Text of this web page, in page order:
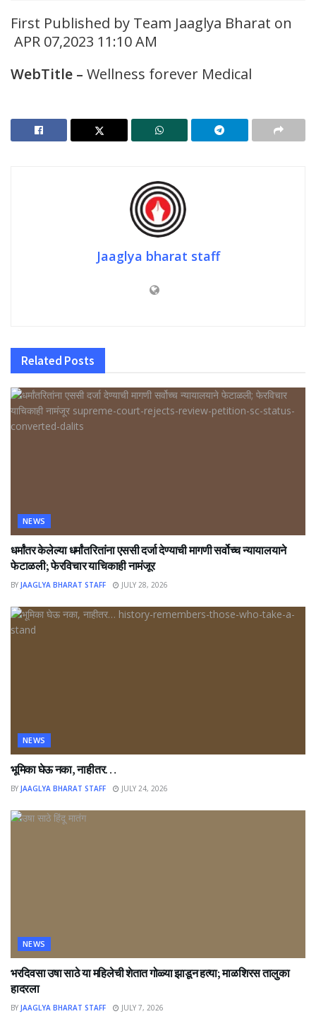
First Published by Team Jaaglya Bharat on
APR 07,2023 11:10 AM
WebTitle – Wellness forever Medical
Jaaglya bharat staff
Related Posts
NEWS
धर्मांतर केलेल्या धर्मांतरितांना एससी दर्जा देण्याची मागणी सर्वोच्च न्यायालयाने
फेटाळली; फेरविचार याचिकाही नामंजूर
BY JAAGLYA BHARAT STAFF JULY 28, 2026
NEWS
भूमिका घेऊ नका, नाहीतर…
BY JAAGLYA BHARAT STAFF JULY 24, 2026
NEWS
भरदिवसा उषा साठे या महिलेची शेतात गोळ्या झाडून हत्या; माळशिरस तालुका
हादरला
BY JAAGLYA BHARAT STAFF JULY 7, 2026